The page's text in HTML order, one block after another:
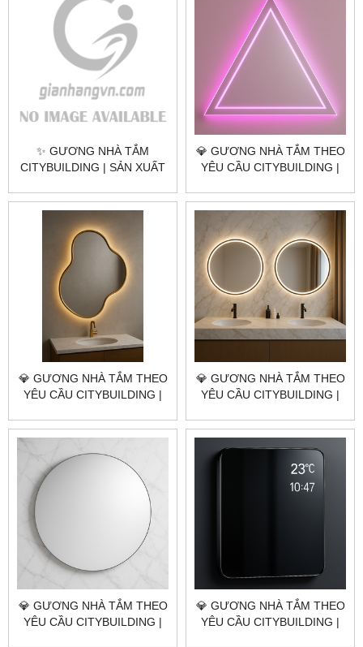
✨ GƯƠNG NHÀ TẮM
CITYBUILDING | SẢN XUẤT
CHỐNG ẨM, SANG TRỌNG,
💎 GƯƠNG NHÀ TẮM THEO
YÊU CẦU CITYBUILDING |
GIÁ GƯƠNG NHÀ TẮM TP.
THỦ ĐỨC TP.HCM
💎 GƯƠNG NHÀ TẮM THEO
YÊU CẦU CITYBUILDING |
GIÁ GƯƠNG NHÀ TẮM
💎 GƯƠNG NHÀ TẮM THEO
YÊU CẦU CITYBUILDING |
GIÁ GƯƠNG NHÀ TẮM
💎 GƯƠNG NHÀ TẮM THEO
YÊU CẦU CITYBUILDING |
💎 GƯƠNG NHÀ TẮM THEO
YÊU CẦU CITYBUILDING |